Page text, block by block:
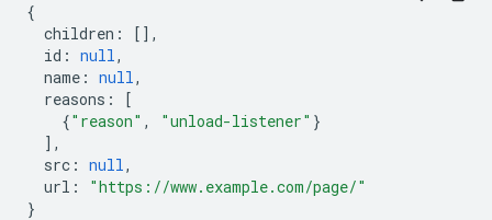
{
children :
[],
id : null,
name : null,
reasons :
[
{"reason" , "unload-listener" }
],
src : null,
url :
"https://www.example.com/page/"
}